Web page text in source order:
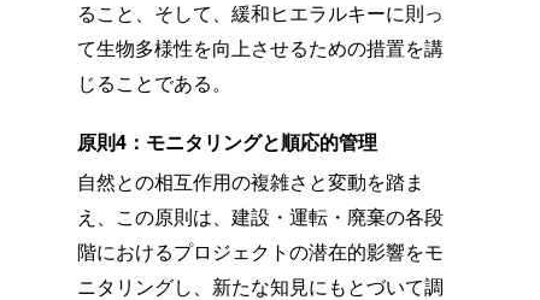
ること、そして、緩和ヒエラルキーに則っ
て生物多様性を向上させるための措置を講
じることである。
原則4：モニタリングと順応的管理
自然との相互作用の複雑さと変動を踏ま
え、この原則は、建設・運転・廃棄の各段
階におけるプロジェクトの潜在的影響をモ
ニタリングし、新たな知見にもとづいて調